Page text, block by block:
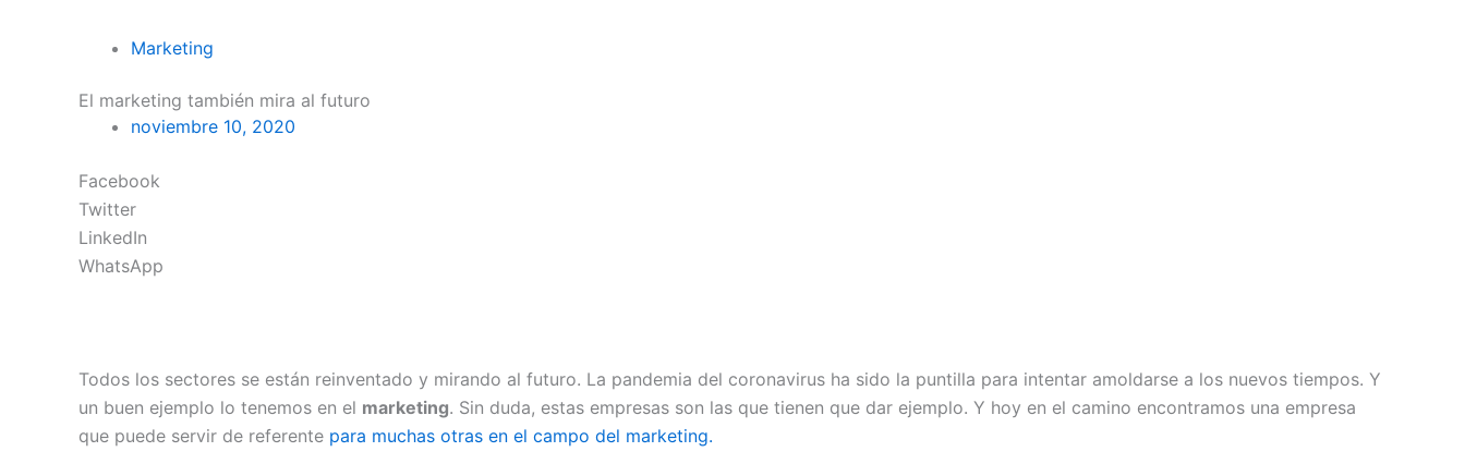
Marketing
El marketing también mira al futuro
noviembre 10, 2020
Facebook
Twitter
LinkedIn
WhatsApp
Todos los sectores se están reinventado y mirando al futuro. La pandemia del coronavirus ha sido la puntilla para intentar amoldarse a los nuevos tiempos. Y
un buen ejemplo lo tenemos en el marketing. Sin duda, estas empresas son las que tienen que dar ejemplo. Y hoy en el camino encontramos una empresa
que puede servir de referente para muchas otras en el campo del marketing.